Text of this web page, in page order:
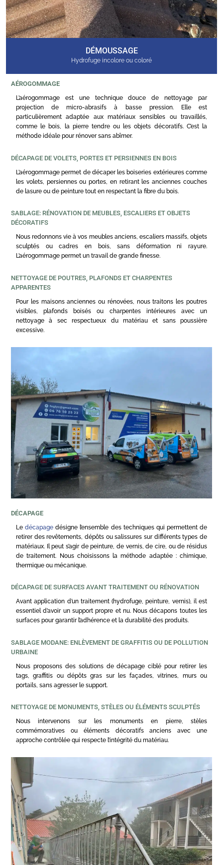
DÉMOUSSAGE
Hydrofuge incolore ou coloré
AÉROGOMMAGE
L’aérogommage est une technique douce de nettoyage par
projection de micro-abrasifs à basse pression. Elle est
particulièrement adaptée aux matériaux sensibles ou travaillés,
comme le bois, la pierre tendre ou les objets décoratifs. C’est la
méthode idéale pour rénover sans abîmer.
DÉCAPAGE DE VOLETS, PORTES ET PERSIENNES EN BOIS
L’aérogommage permet de décaper les boiseries extérieures comme
les volets, persiennes ou portes, en retirant les anciennes couches
de lasure ou de peinture tout en respectant la fibre du bois.
SABLAGE: RÉNOVATION DE MEUBLES, ESCALIERS ET OBJETS
DÉCORATIFS
Nous redonnons vie à vos meubles anciens, escaliers massifs, objets
sculptés ou cadres en bois, sans déformation ni rayure.
L’aérogommage permet un travail de grande finesse.
NETTOYAGE DE POUTRES, PLAFONDS ET CHARPENTES
APPARENTES
Pour les maisons anciennes ou rénovées, nous traitons les poutres
visibles, plafonds boisés ou charpentes intérieures avec un
nettoyage à sec respectueux du matériau et sans poussière
excessive.
DÉCAPAGE
Ledécapage désigne l’ensemble des techniques qui permettent de
retirer des revêtements, dépôts ou salissures sur différents types de
matériaux. Il peut s’agir de peinture, de vernis, de cire, ou de résidus
de traitement. Nous choisissons la méthode adaptée : chimique,
thermique ou mécanique.
DÉCAPAGE DE SURFACES AVANT TRAITEMENT OU RÉNOVATION
Avant application d’un traitement (hydrofuge, peinture, vernis), il est
essentiel d’avoir un support propre et nu. Nous décapons toutes les
surfaces pour garantir l’adhérence et la durabilité des produits.
SABLAGE MODANE: ENLÈVEMENT DE GRAFFITIS OU DE POLLUTION
URBAINE
Nous proposons des solutions de décapage ciblé pour retirer les
tags, graffitis ou dépôts gras sur les façades, vitrines, murs ou
portails, sans agresser le support.
NETTOYAGE DE MONUMENTS, STÈLES OU ÉLÉMENTS SCULPTÉS
Nous intervenons sur les monuments en pierre, stèles
commémoratives ou éléments décoratifs anciens avec une
approche contrôlée qui respecte l’intégrité du matériau.